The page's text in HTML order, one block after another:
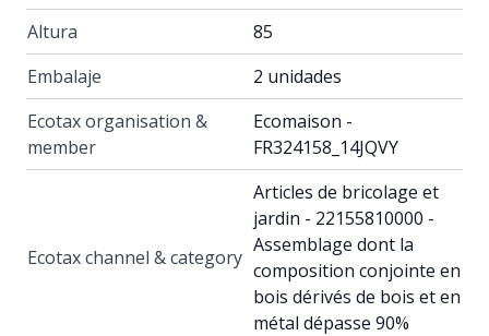
Altura
85
Embalaje
2 unidades
Ecotax organisation &
member
Ecomaison -
FR324158_14JQVY
Ecotax channel & category
Articles de bricolage et
jardin - 22155810000 -
Assemblage dont la
composition conjointe en
bois dérivés de bois et en
métal dépasse 90%